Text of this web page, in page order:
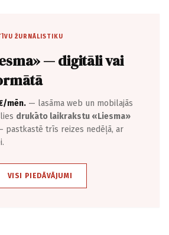
ŽURNĀLISTIKU
— digitāli vai
mēn. — lasāma web un mobilajās
drukāto laikrakstu «Liesma»
pastkastē trīs reizes nedēļā, ar
VISI PIEDĀVĀJUMI